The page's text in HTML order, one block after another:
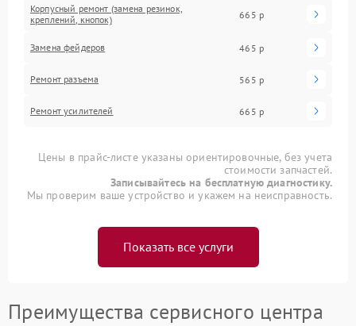
Корпусный ремонт (замена резинок,
креплений, кнопок)
665 р
Замена фейдеров 465 р
Ремонт разъема 565 р
Ремонт усилителей 665 р
Цены в прайс-листе указаны ориентировочные, без учета
стоимости запчастей.
Записывайтесь на бесплатную диагностику.
Мы проверим ваше устройство и укажем на неисправность.
Показать все услуги
Преимущества сервисного центра